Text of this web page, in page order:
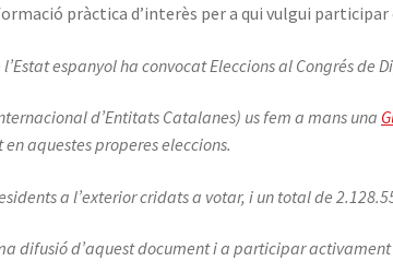
pràctica d’interès per a qui vulgui participar
l’Estat espanyol ha convocat Eleccions al Congrés
d’Entitats Catalanes) us fem a mans una
aquestes properes eleccions.
a l’exterior cridats a votar, i un total de
difusió d’aquest document i a participar activament